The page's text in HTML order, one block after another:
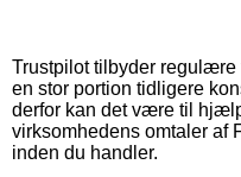
Trustpilot tilbyder regulære
en stor portion tidligere
derfor kan det være til
virksomhedens omtaler af
inden du handler.